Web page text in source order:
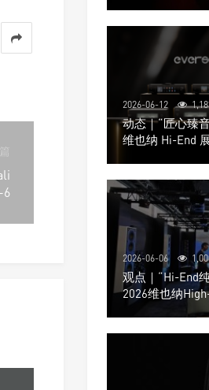
6
2026-06-12
动态｜“匠心臻
维也纳 Hi-End
2026-06-06
观点｜“Hi-End
2026维也纳
Trinnov Audio